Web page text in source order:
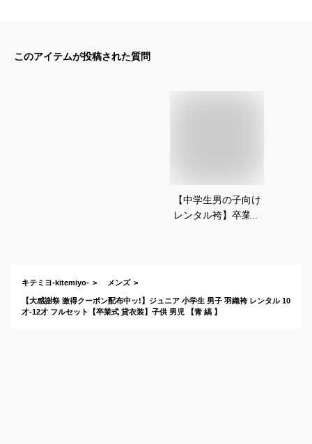
このアイテムが投稿された質問
【中学生男の子向け
レンタル袴】卒業式
キテミヨ-kitemiyo- メンズ
【大感謝祭 激得クーポン配布中ッ!】ジュニア 小学生 男子 羽織袴 レンタル 10
才-12才 フルセット【卒業式 貸衣装】子供 男児 【青 縞 】